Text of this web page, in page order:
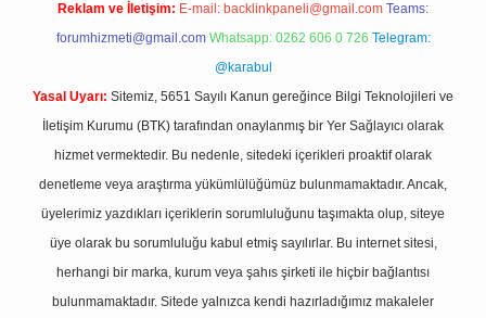
Reklam ve İletişim: E-mail: backlinkpaneli@gmail.com Teams:
forumhizmeti@gmail.com Whatsapp: 0262 606 0 726 Telegram:
@karabul
Yasal Uyarı: Sitemiz, 5651 Sayılı Kanun gereğince Bilgi Teknolojileri ve
İletişim Kurumu (BTK) tarafından onaylanmış bir Yer Sağlayıcı olarak
hizmet vermektedir. Bu nedenle, sitedeki içerikleri proaktif olarak
denetleme veya araştırma yükümlülüğümüz bulunmamaktadır. Ancak,
üyelerimiz yazdıkları içeriklerin sorumluluğunu taşımakta olup, siteye
üye olarak bu sorumluluğu kabul etmiş sayılırlar. Bu internet sitesi,
herhangi bir marka, kurum veya şahıs şirketi ile hiçbir bağlantısı
bulunmamaktadır. Sitede yalnızca kendi hazırladığımız makaleler